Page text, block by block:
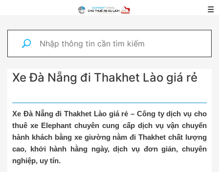
☰
Xe Đà Nẵng đi Thakhet Lào giá rẻ
Xe Đà Nẵng đi Thakhet Lào giá rẻ – Công ty dịch vụ cho
thuê xe Elephant chuyên cung cấp dịch vụ vận chuyển
hành khách bằng xe giường nằm đi Thakhet chất lượng
cao, khởi hành hằng ngày, dịch vụ đơn giản, chuyên
nghiệp, uy tín.